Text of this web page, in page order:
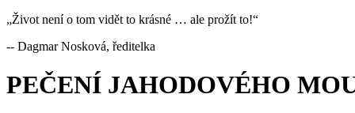
„Život není o tom vidět to krásné … ale prožít to!“
-- Dagmar Nosková, ředitelka
PEČENÍ JAHODOVÉHO